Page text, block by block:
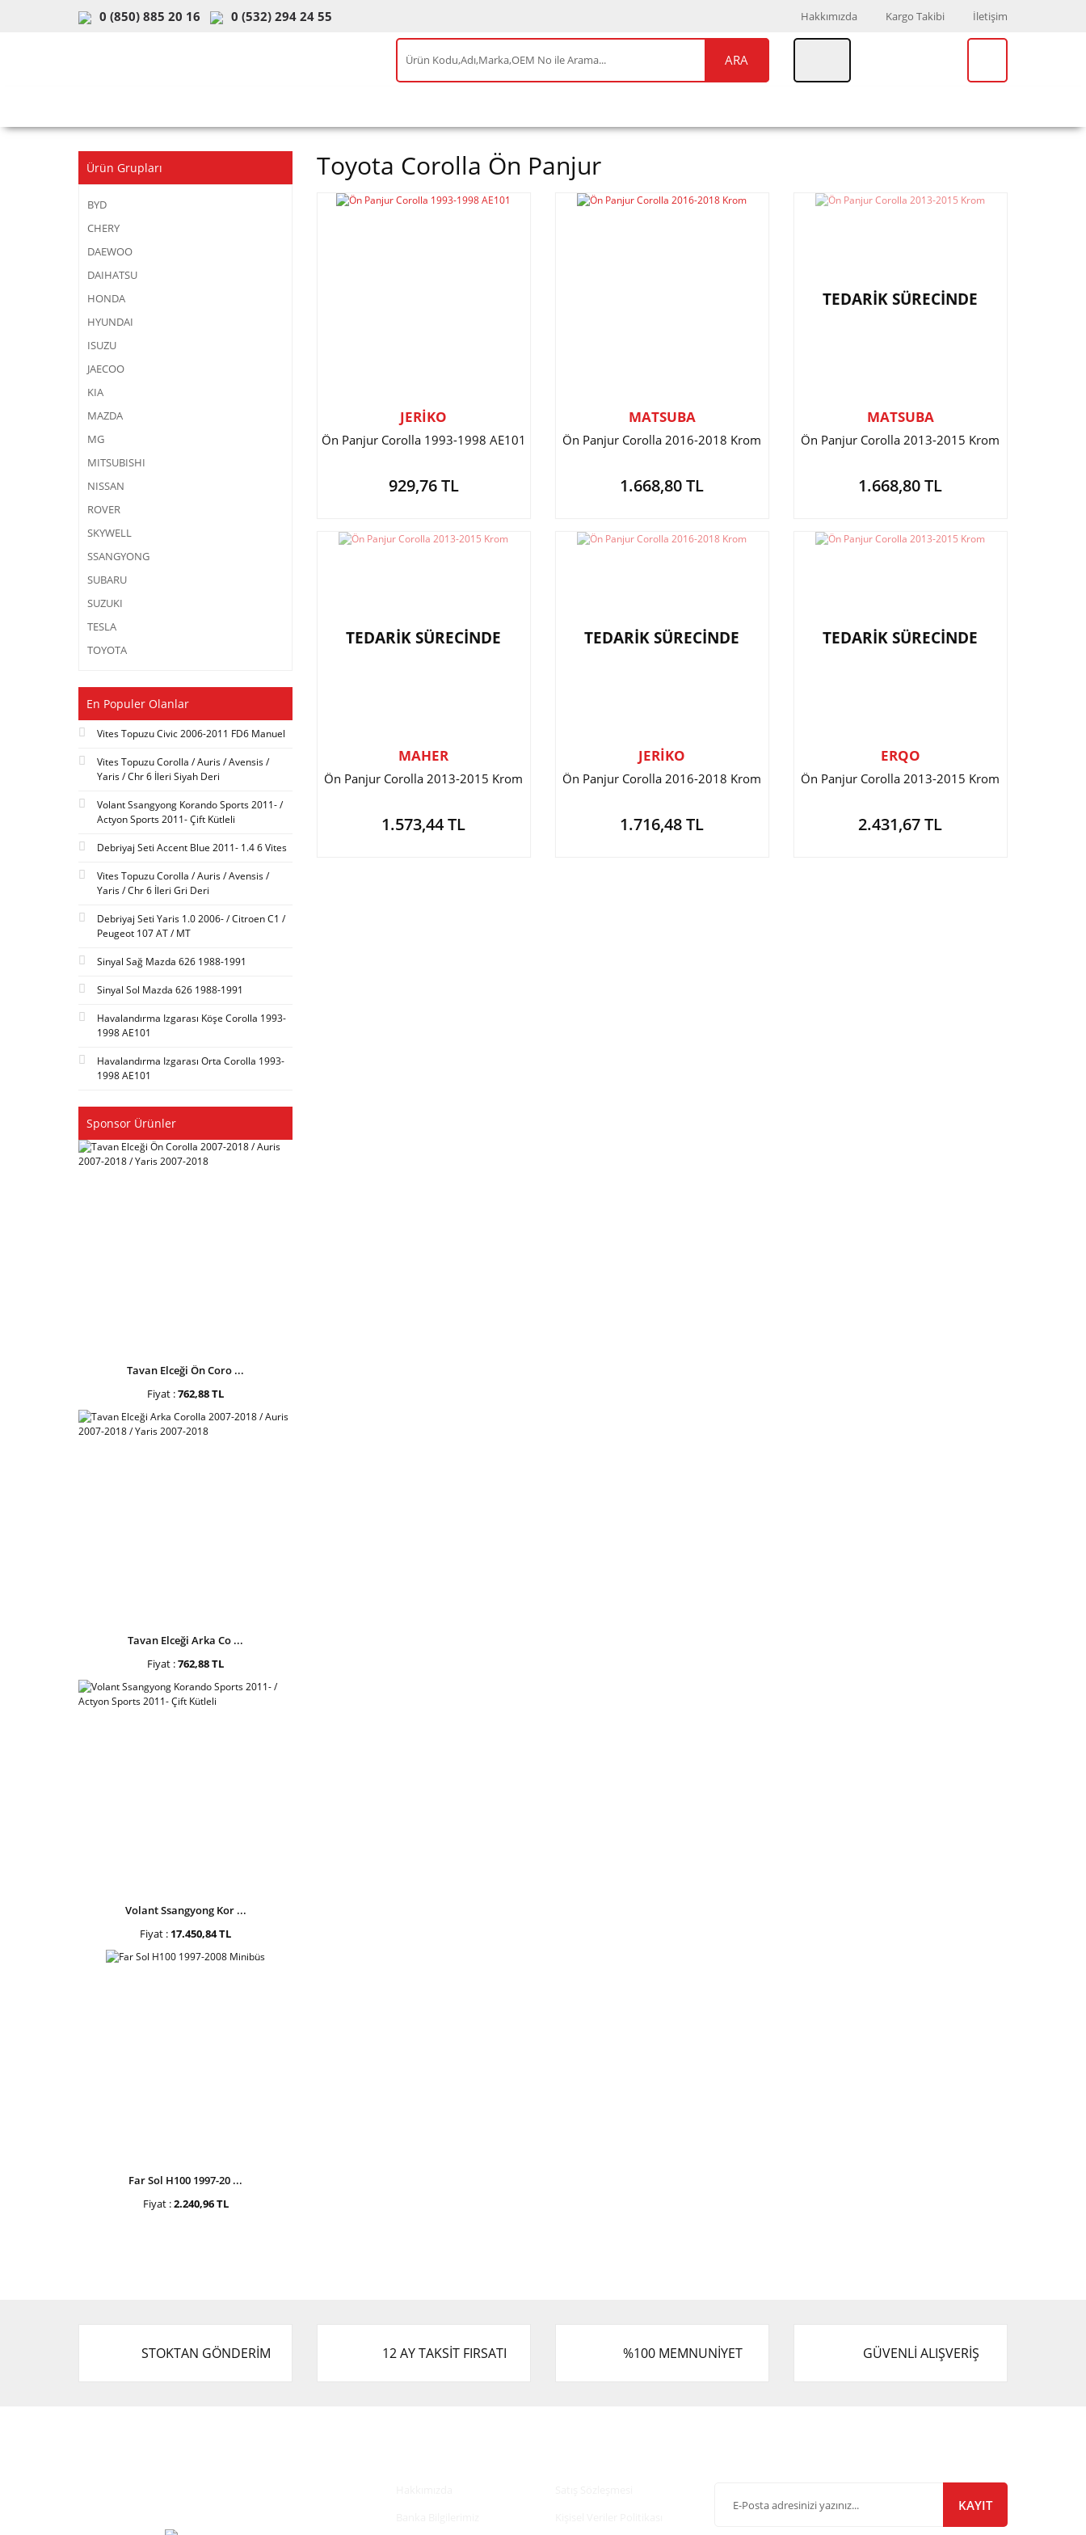
0 (850) 885 20 16 0 (532) 294 24 55 Hakkımızda Kargo Takibi İletişim
ARA
Ürün Grupları
BYD
CHERY
DAEWOO
DAIHATSU
HONDA
HYUNDAI
ISUZU
JAECOO
KIA
MAZDA
MG
MITSUBISHI
NISSAN
ROVER
SKYWELL
SSANGYONG
SUBARU
SUZUKI
TESLA
TOYOTA
En Populer Olanlar
Vites Topuzu Civic 2006-2011 FD6 Manuel
Vites Topuzu Corolla / Auris / Avensis /
Yaris / Chr 6 İleri Siyah Deri
Volant Ssangyong Korando Sports 2011- /
Actyon Sports 2011- Çift Kütleli
Debriyaj Seti Accent Blue 2011- 1.4 6 Vites
Vites Topuzu Corolla / Auris / Avensis /
Yaris / Chr 6 İleri Gri Deri
Debriyaj Seti Yaris 1.0 2006- / Citroen C1 /
Peugeot 107 AT / MT
Sinyal Sağ Mazda 626 1988-1991
Sinyal Sol Mazda 626 1988-1991
Havalandırma Izgarası Köşe Corolla 1993-
1998 AE101
Havalandırma Izgarası Orta Corolla 1993-
1998 AE101
Sponsor Ürünler
Tavan Elceği Ön Coro ...
Fiyat :762,88 TL
Tavan Elceği Arka Co ...
Fiyat :762,88 TL
Volant Ssangyong Kor ...
Fiyat : 17.450,84 TL
Far Sol H100 1997-20 ...
Fiyat :2.240,96 TL
Toyota Corolla Ön Panjur
JERİKO
Ön Panjur Corolla 1993-1998 AE101
929,76 TL
MATSUBA
Ön Panjur Corolla 2016-2018 Krom
1.668,80 TL
TEDARİK SÜRECİNDE
MATSUBA
Ön Panjur Corolla 2013-2015 Krom
1.668,80 TL
TEDARİK SÜRECİNDE
MAHER
Ön Panjur Corolla 2013-2015 Krom
1.573,44 TL
TEDARİK SÜRECİNDE
JERİKO
Ön Panjur Corolla 2016-2018 Krom
1.716,48 TL
TEDARİK SÜRECİNDE
ERQO
Ön Panjur Corolla 2013-2015 Krom
2.431,67 TL
STOKTAN GÖNDERİM 12 AY TAKSİT FIRSATI %100 MEMNUNİYET GÜVENLİ ALIŞVERİŞ
KAYIT